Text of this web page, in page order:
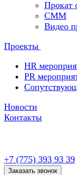
Прокат
СММ
Видео
Проекты
HR
PR
Новости
Контакты
+7 (775) 393 93 39
Заказать звонок